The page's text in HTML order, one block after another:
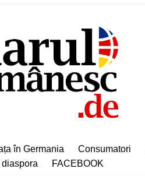
în Germania Consumatori
FACEBOOK